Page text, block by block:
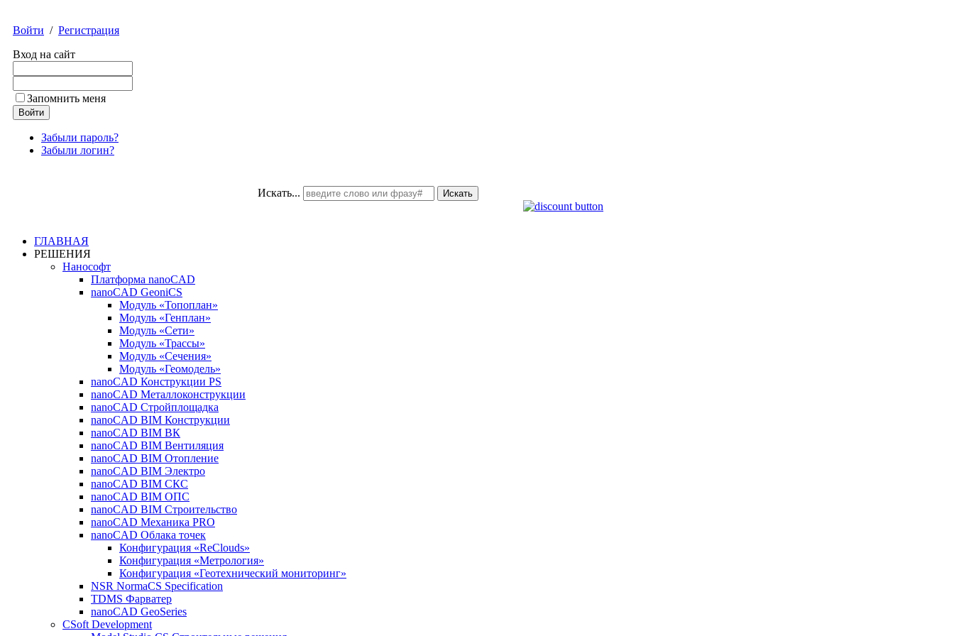
Войти / Регистрация
Вход на сайт
Запомнить меня
Забыли пароль?
Забыли логин?
Искать... Искать
ГЛАВНАЯ
РЕШЕНИЯ
Нанософт
Платформа nanoCAD
nanoCAD GeoniCS
Модуль «Топоплан»
Модуль «Генплан»
Модуль «Сети»
Модуль «Трассы»
Модуль «Сечения»
Модуль «Геомодель»
nanoCAD Конструкции PS
nanoCAD Металлоконструкции
nanoCAD Стройплощадка
nanoCAD BIM Конструкции
nanoCAD BIM ВК
nanoCAD BIM Вентиляция
nanoCAD BIM Отопление
nanoCAD BIM Электро
nanoCAD BIM СКС
nanoCAD BIM ОПС
nanoCAD BIM Строительство
nanoCAD Механика PRO
nanoCAD Облака точек
Конфигурация «ReClouds»
Конфигурация «Метрология»
Конфигурация «Геотехнический мониторинг»
NSR NormaCS Specification
TDMS Фарватер
nanoCAD GeoSeries
CSoft Development